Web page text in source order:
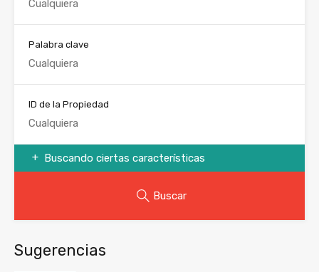
Palabra clave
ID de la Propiedad
Buscando ciertas características
Buscar
Sugerencias